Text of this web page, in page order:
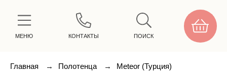
МЕНЮ КОНТАКТЫ ПОИСК
Главная → Полотенца → Meteor (Турция)